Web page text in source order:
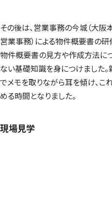
その後は、営業事務の今城（大阪
営業事務）による物件概要書の研
物件概要書の見方や作成方法に
ない基礎知識を身につけました
でメモを取りながら耳を傾け、
める時間となりました。
現場見学